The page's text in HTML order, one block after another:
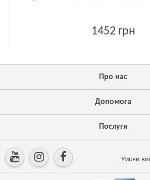
1452 грн
Про нас
Допомога
Послуги
Умови